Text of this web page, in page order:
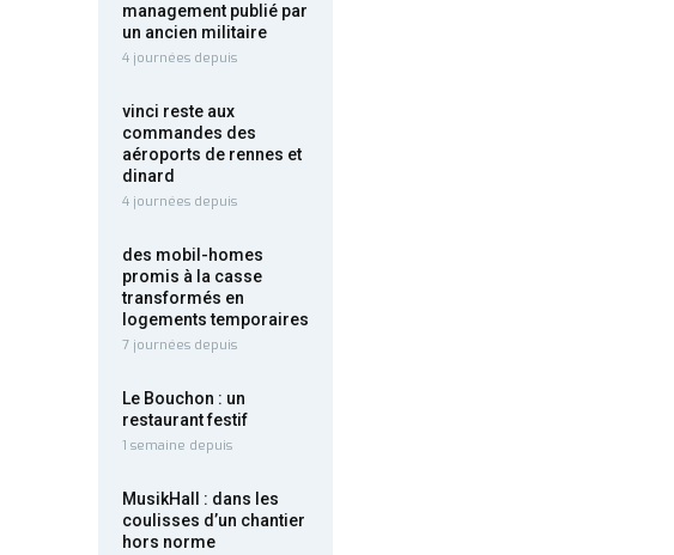
management publié par
un ancien militaire
4 journées depuis
vinci reste aux
commandes des
aéroports de rennes et
dinard
4 journées depuis
des mobil-homes
promis à la casse
transformés en
logements temporaires
7 journées depuis
Le Bouchon : un
restaurant festif
1 semaine depuis
MusikHall : dans les
coulisses d’un chantier
hors norme